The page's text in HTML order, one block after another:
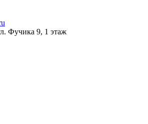
Фучика 9, 1 этаж